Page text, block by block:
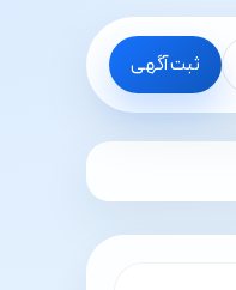
ثبت آگهی